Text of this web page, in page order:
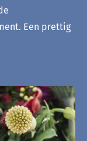
Een prettig